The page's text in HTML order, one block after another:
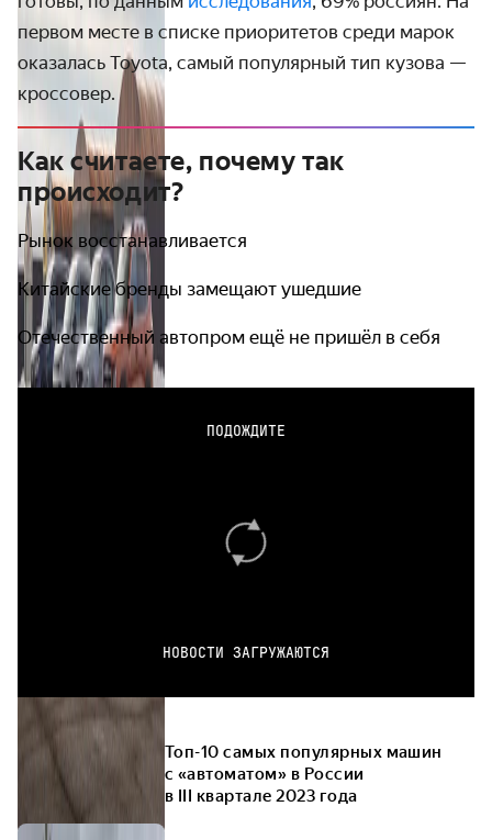
первом месте в списке приоритетов среди марок
оказалась Toyota, самый популярный тип кузова —
кроссовер.
Как считаете, почему так
происходит?
Рынок восстанавливается
Китайские бренды замещают ушедшие
Отечественный автопром ещё не пришёл в себя
ПОДОЖДИТЕ
НОВОСТИ ЗАГРУЖАЮТСЯ
Топ-10 самых популярных машин
с «автоматом» в России
в III квартале 2023 года